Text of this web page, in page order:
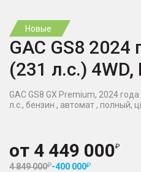
Новые
GAC GS8 2024
(231 л.с.)
GAC GS8 GX Premium, 2024
л.с., бензин , автомат , полный,
от 4 449 000
4 849 000 -400 000